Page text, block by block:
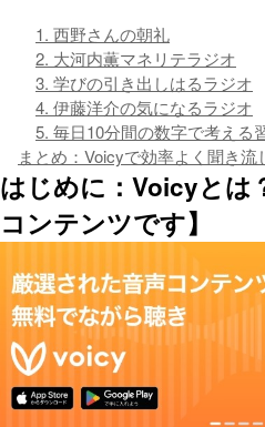
1. 西野さんの朝礼
2. 大河内薫マネリテラジオ
3. 学びの引き出しはるラジオ
4. 伊藤洋介の気になるラジオ
5. 毎日10分間の数字で考える
まとめ：Voicyで効率よく聞き流
はじめに：Voicyとは
コンテンツです】